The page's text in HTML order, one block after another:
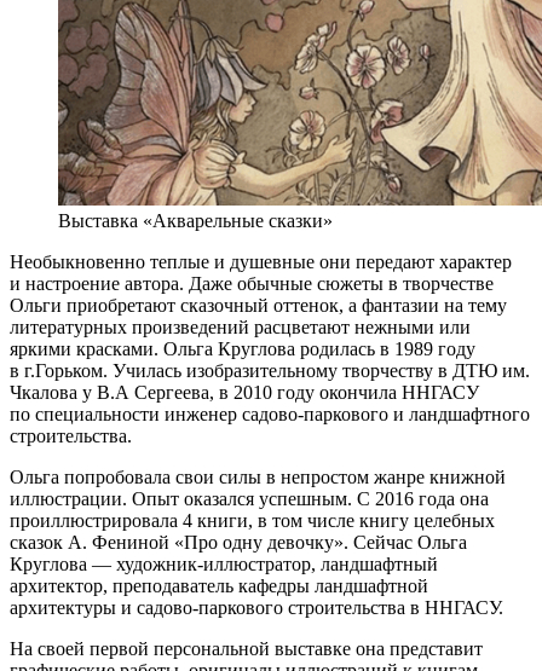
Выставка «Акварельные сказки»
Необыкновенно теплые и душевные они передают характер
и настроение автора. Даже обычные сюжеты в творчестве
Ольги приобретают сказочный оттенок, а фантазии на тему
литературных произведений расцветают нежными или
яркими красками. Ольга Круглова родилась в 1989 году
в г.Горьком. Училась изобразительному творчеству в ДТЮ им.
Чкалова у В.А Сергеева, в 2010 году окончила ННГАСУ
по специальности инженер садово-паркового и ландшафтного
строительства.
Ольга попробовала свои силы в непростом жанре книжной
иллюстрации. Опыт оказался успешным. С 2016 года она
проиллюстрировала 4 книги, в том числе книгу целебных
сказок А. Фениной «Про одну девочку». Сейчас Ольга
Круглова — художник-иллюстратор, ландшафтный
архитектор, преподаватель кафедры ландшафтной
архитектуры и садово-паркового строительства в ННГАСУ.
На своей первой персональной выставке она представит